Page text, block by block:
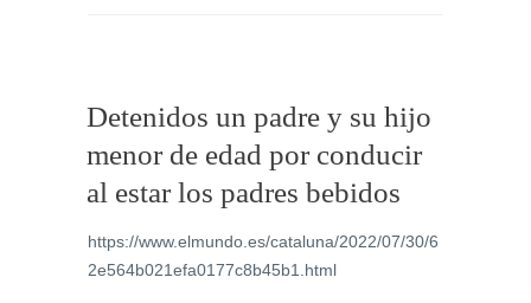
Detenidos un padre y su hijo
menor de edad por conducir
al estar los padres bebidos
https://www.elmundo.es/cataluna/2022/07/30/6
2e564b021efa0177c8b45b1.html